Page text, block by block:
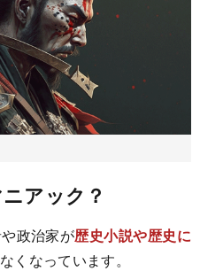
アック？
政治家が歴史小説や歴史に
くなっています。